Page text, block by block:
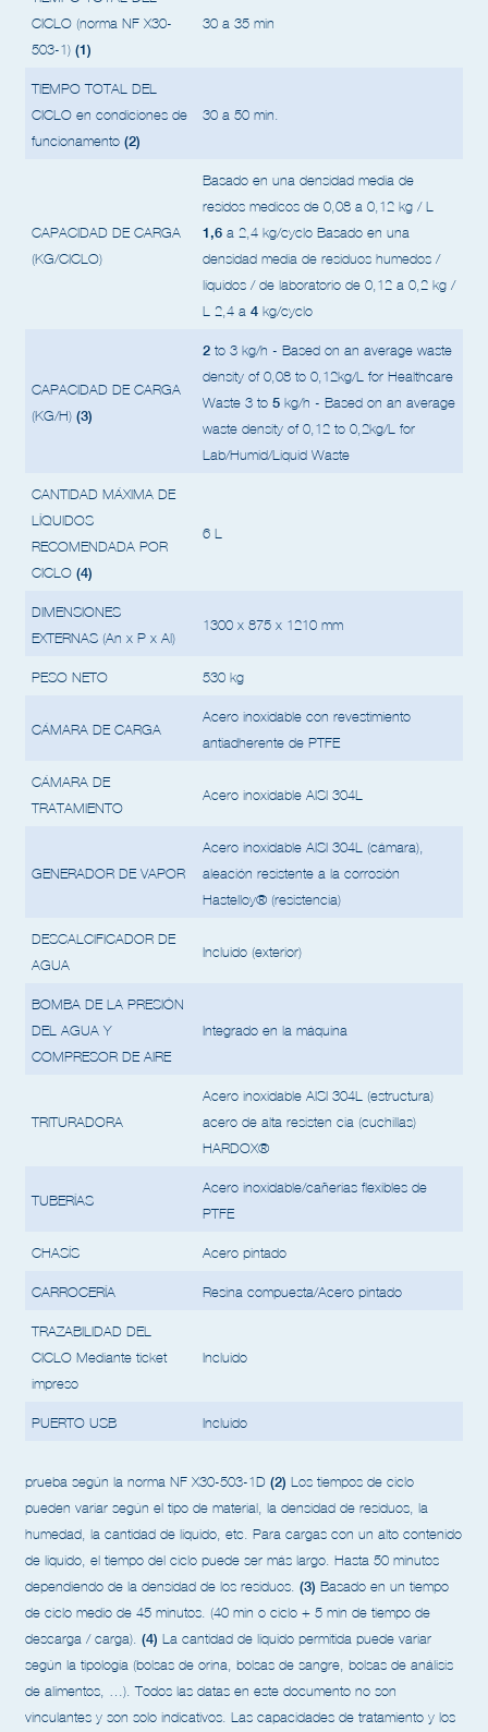
CICLO (norma NF X30-
503-1) (1)
30 a 35 min
TIEMPO TOTAL DEL
CICLO en condiciones de
funcionamento (2)
30 a 50 min.
CAPACIDAD DE CARGA
(KG/CICLO)
Basado en una densidad media de
residos medicos de 0,08 a 0,12 kg / L
1,6 a 2,4 kg/cyclo Basado en una
densidad media de residuos humedos /
líquidos / de laboratorio de 0,12 a 0,2 kg /
L
2,4 a 4 kg/cyclo
CAPACIDAD DE CARGA
(KG/H) (3)
2 to 3 kg/h - Based on an average waste
density of 0,08 to 0,12kg/L for Healthcare
Waste 3 to 5 kg/h - Based on an average
waste density of 0,12 to 0,2kg/L for
Lab/Humid/Liquid Waste
CANTIDAD MÁXIMA DE
LÍQUIDOS
RECOMENDADA POR
CICLO (4)
6 L
DIMENSIONES
EXTERNAS (An x P x Al)
1300 x 875 x 1210 mm
PESO NETO 530 kg
CÁMARA DE CARGA
Acero inoxidable con revestimiento
antiadherente de PTFE
CÁMARA DE
TRATAMIENTO
Acero inoxidable AISI 304L
GENERADOR DE VAPOR
Acero inoxidable AISI 304L (cámara),
aleación resistente a la corrosión
Hastelloy® (resistencia)
DESCALCIFICADOR DE
AGUA
Incluido (exterior)
BOMBA DE LA PRESIÓN
DEL AGUA Y
COMPRESOR DE AIRE
Integrado en la máquina
TRITURADORA
Acero inoxidable AISI 304L (estructura)
acero de alta resisten cia (cuchillas)
HARDOX®
TUBERÍAS
Acero inoxidable/cañerías flexibles de
PTFE
CHASÍS Acero pintado
CARROCERÍA Resina compuesta/Acero pintado
TRAZABILIDAD DEL
CICLO Mediante ticket
impreso
Incluido
PUERTO USB Incluido
prueba según la norma NF X30-503-1D (2) Los tiempos de ciclo
pueden variar según el tipo de material, la densidad de residuos, la
humedad, la cantidad de líquido, etc. Para cargas con un alto contenido
de líquido, el tiempo del ciclo puede ser más largo. Hasta 50 minutos
dependiendo de la densidad de los residuos. (3) Basado en un tiempo
de ciclo medio de 45 minutos. (40 min o ciclo + 5 min de tiempo de
descarga / carga). (4) La cantidad de líquido permitida puede variar
según la tipología (bolsas de orina, bolsas de sangre, bolsas de análisis
de alimentos, …). Todos las datas en este documento no son
vinculantes y son solo indicativos. Las capacidades de tratamiento y los